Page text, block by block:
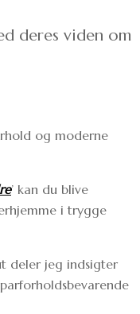
deres viden om
og moderne
’ kan du blive
i trygge
deler jeg indsigter